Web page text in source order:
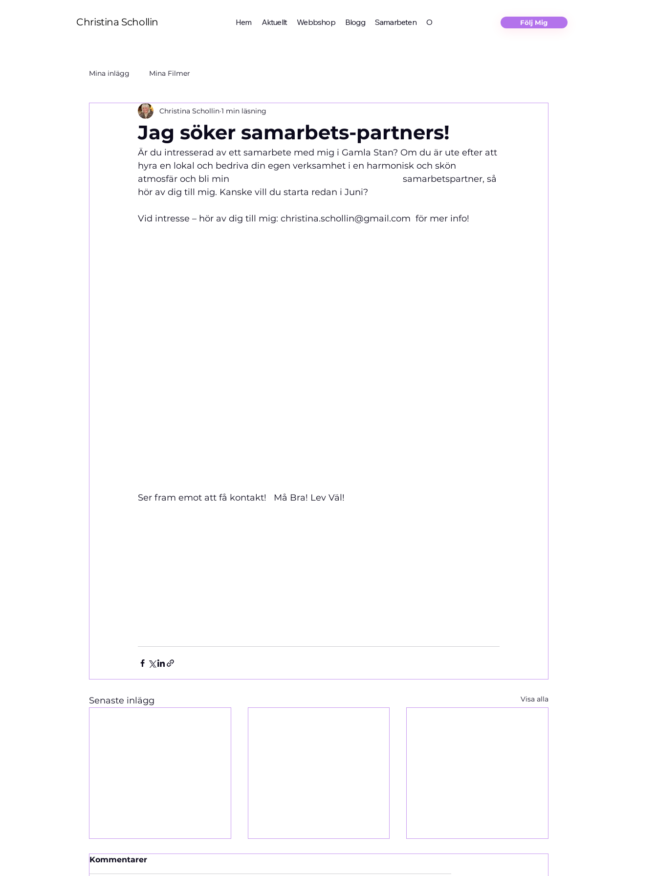
Christina Schollin Hem Aktuellt Webbshop Blogg Samarbeten Om Christina Kontakt Följ Mig
Mina inlägg Mina Filmer
Jag söker samarbets-partners!
Christina Schollin 1 min läsning
Är du intresserad av ett samarbete med mig i Gamla Stan? Om du är ute efter att
hyra en lokal och bedriva din egen verksamhet i en harmonisk och skön
atmosfär och bli min                                                                       samarbetspartner, så
hör av dig till mig. Kanske vill du starta redan i Juni?
Vid intresse – hör av dig till mig: christina.schollin@gmail.com  för mer info!
Ser fram emot att få kontakt!   Må Bra! Lev Väl!
Senaste inlägg Visa alla
Kommentarer